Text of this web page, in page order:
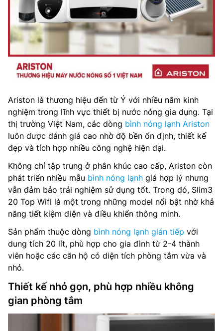
Ariston là thương hiệu đến từ Ý với nhiều năm kinh
nghiệm trong lĩnh vực thiết bị nước nóng gia dụng. Tại
thị trường Việt Nam, các dòng bình nóng lạnh Ariston
luôn được đánh giá cao nhờ độ bền ổn định, thiết kế
đẹp và tích hợp nhiều công nghệ hiện đại.
Không chỉ tập trung ở phân khúc cao cấp, Ariston còn
phát triển nhiều mẫu bình nóng lạnh giá hợp lý nhưng
vẫn đảm bảo trải nghiệm sử dụng tốt. Trong đó, Slim3
20 Top Wifi là một trong những model nổi bật nhờ khả
năng tiết kiệm điện và điều khiển thông minh.
Sản phẩm thuộc dòng bình nóng lạnh gián tiếp với
dung tích 20 lít, phù hợp cho gia đình từ 2-4 thành
viên hoặc các căn hộ có diện tích phòng tắm vừa và
nhỏ.
Thiết kế nhỏ gọn, phù hợp nhiều không
gian phòng tắm